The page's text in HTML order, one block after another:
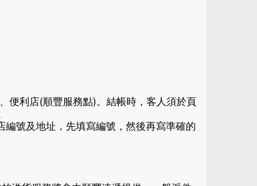
便利店(順豐服務點)。結帳時，客人須於頁
號及地址，先填寫編號，然後再寫準確的